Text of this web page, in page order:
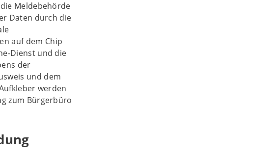
Meldebehörde
Daten durch die
auf dem Chip
und die
der
und dem
werden
zum Bürgerbüro